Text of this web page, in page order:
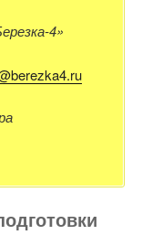
4»